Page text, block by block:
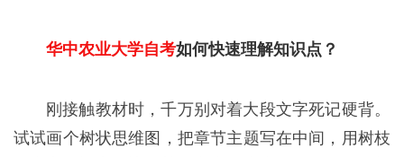
华中农业大学自考如何快速理解知识点？
刚接触教材时，千万别对着大段文字死记硬背。
试试画个树状思维图，把章节主题写在中间，用树枝